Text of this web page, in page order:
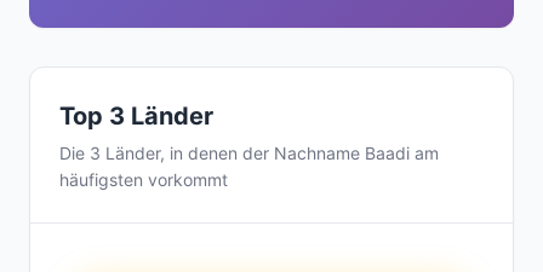
Top 3 Länder
Die 3 Länder, in denen der Nachname Baadi am
häufigsten vorkommt